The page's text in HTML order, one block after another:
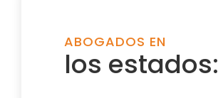
ABOGADOS EN
los estados: